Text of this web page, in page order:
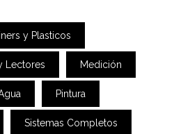
y Plasticos
Lectores Medición
Pintura
Sistemas Completos